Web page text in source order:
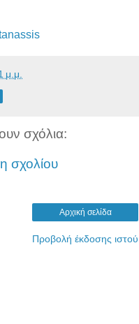
μ.μ.
σχόλια:
σχολίου
Αρχική σελίδα
Προβολή έκδοσης ιστού